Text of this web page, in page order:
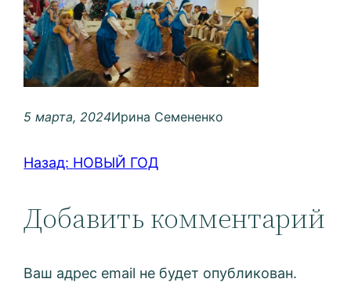
5 марта, 2024Ирина Семененко
Назад: НОВЫЙ ГОД
Добавить комментарий
Ваш адрес email не будет опубликован.